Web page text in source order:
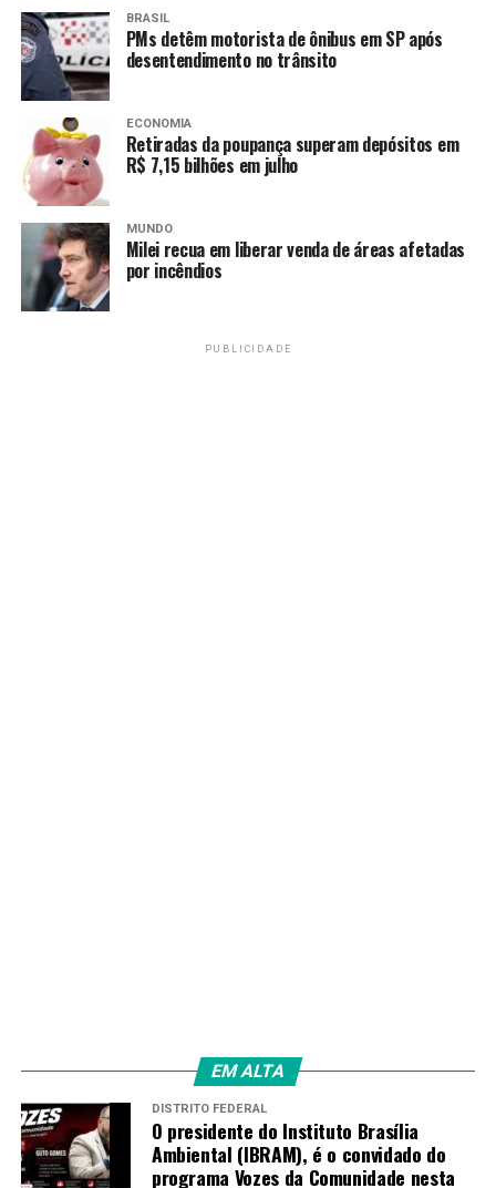
Fonte:Agência Brasil
TAGS
PRÓXIMO
Morre José Álvaro Moisés, intelectual fundador do PT
RECENTES
PRF intensifica fiscalização contra embriaguez ao
volante no carnaval
Amarildo Mota
BRASIL
PMs detêm motorista de ônibus em SP após
desentendimento no trânsito
ECONOMIA
Retiradas da poupança superam depósitos em
R$ 7,15 bilhões em julho
MUNDO
Milei recua em liberar venda de áreas afetadas
por incêndios
PUBLICIDADE
EM ALTA
DISTRITO FEDERAL
O presidente do Instituto Brasília
Ambiental (IBRAM), é o convidado do
programa Vozes da Comunidade nesta